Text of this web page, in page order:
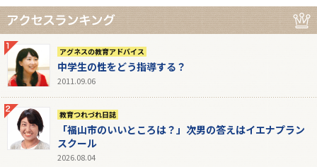
アグネスの教育アドバイス
中学生の性をどう指導する？
2011.09.06
教育つれづれ日誌
「福山市のいいところは？」次男の答えはイエナプラン
スクール
2026.08.04